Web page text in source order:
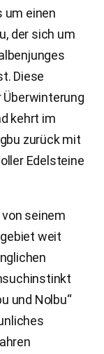
um einen
der sich um
Diese
kehrt im
zurück mit
Edelsteine
seinem
weit
und Nolbu“